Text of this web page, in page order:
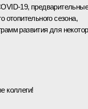
19, предварительные
отопительного сезона,
развития для
коллеги!